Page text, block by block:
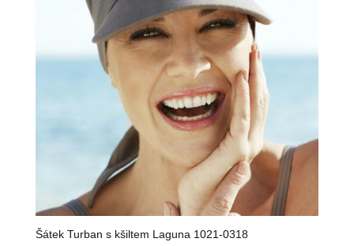
Šátek Turban s kšiltem Laguna 1021-0318